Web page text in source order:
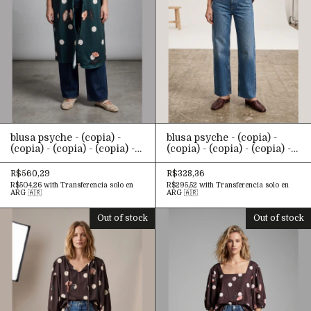
blusa psyche - (copia) -
(copia) - (copia) - (copia) -
(copia) - (copia) - (copia) -
(copia) - (copia) - (copia) -
(copia) - (copia) - (copia) -
(copia) - (copia) - (copia) -
(copia) - (copia) - (copia) -
(copia) - (copia) - (copia) -
(copia) - (copia) - (copia) -
(copia)
R$560,29
R$504,26 with Transferencia solo en
ARG 🇦🇷
blusa psyche - (copia) -
(copia) - (copia) - (copia) -
(copia) - (copia) - (copia) -
(copia) - (copia) - (copia) -
(copia) - (copia) - (copia) -
(copia) - (copia) - (copia) -
(copia) - (copia) - (copia) -
R$328,36
R$295,52 with Transferencia solo en
ARG 🇦🇷
Out of stock Out of stock